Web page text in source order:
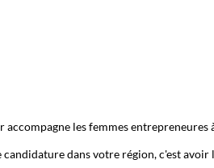
accompagne les femmes
candidature dans votre région, c'est